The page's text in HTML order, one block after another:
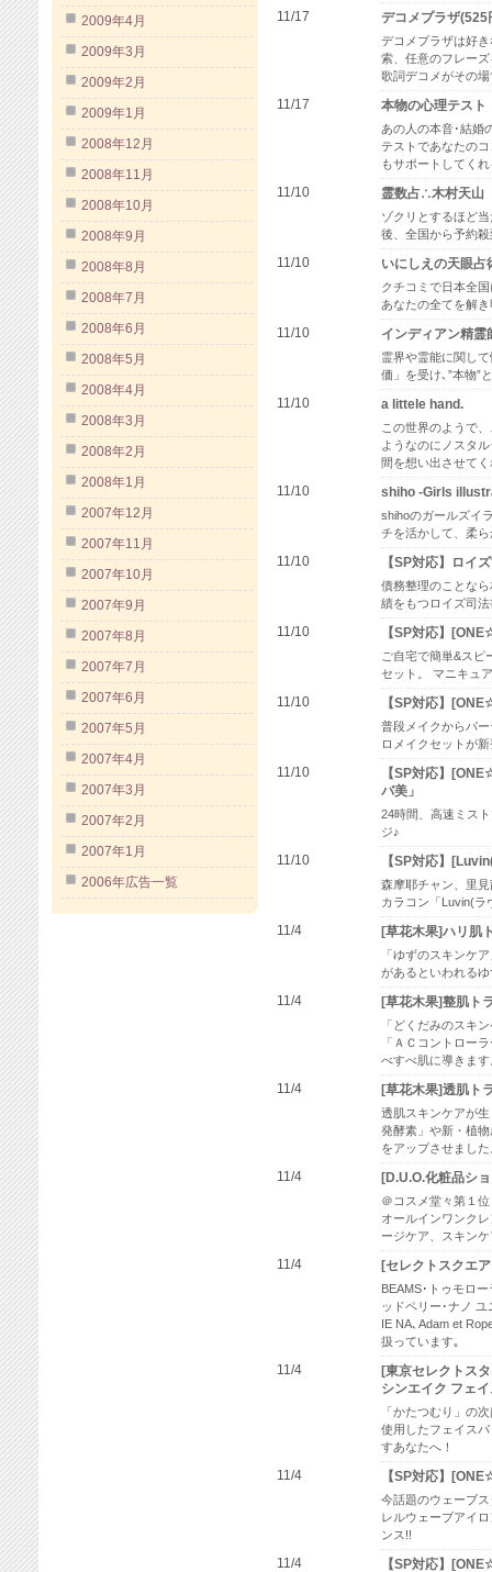
2009年4月
2009年3月
2009年2月
2009年1月
2008年12月
2008年11月
2008年10月
2008年9月
2008年8月
2008年7月
2008年6月
2008年5月
2008年4月
2008年3月
2008年2月
2008年1月
2007年12月
2007年11月
2007年10月
2007年9月
2007年8月
2007年7月
2007年6月
2007年5月
2007年4月
2007年3月
2007年2月
2007年1月
2006年広告一覧
11/17 デコメプラザ(525
デコメプラザは好
索、任意のフレー
歌詞デコメがその
11/17 本物の心理テスト
あの人の本音･結婚
テストであなたの
もサポートしてく
11/10 霊数占∴木村天山
ゾクリとするほど
後、全国から予約
11/10 いにしえの天眼占
クチコミで日本全
あなたの全てを解
11/10 インディアン精
霊界や霊能に関し
価」を受け､”本物”
11/10 a littele hand.
この世界のようで
ようなのにノスタ
間を想い出させて
11/10 shiho -Girls
shihoのガールズイ
チを活かして、柔
11/10 【SP対応】ロイ
債務整理のことな
績をもつロイズ司
11/10 【SP対応】
ご自宅で簡単&スピ
セット。 マニキュ
11/10 【SP対応】
普段メイクからパ
ロメイクセットが
11/10
【SP対応】
バ美」
24時間、高速ミス
ジ♪
11/10 【SP対応】
森摩耶チャン、里
カラコン「Luvin(ラ
11/4 [草花木果]ハリ肌
「ゆずのスキンケ
があるといわれる
11/4 [草花木果]整肌ト
「どくだみのスキ
「ＡＣコントロー
べすべ肌に導きます
11/4 [草花木果]透肌ト
透肌スキンケアが
発酵素」や新・植
をアップさせました
11/4 [D.U.O.化粧品シ
＠コスメ堂々第１
オールインワンク
ージケア、スキン
11/4 [セレクトスクエ
BEAMS･トゥモロ
ッドペリー･ナノ
IE NA､Adam et
扱っています｡
11/4
[東京セレクトス
シンエイク フェ
「かたつむり」の
使用したフェイス
すあなたへ！
11/4 【SP対応】
今話題のウェーブ
レルウェーブアイ
ンス!!
11/4 【SP対応】